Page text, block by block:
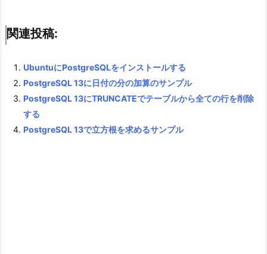
関連投稿:
UbuntuにPostgreSQLをインストールする
PostgreSQL 13に日付の分の加算のサンプル
PostgreSQL 13にTRUNCATEでテーブルから全ての行を削除
する
PostgreSQL 13で立方根を求めるサンプル